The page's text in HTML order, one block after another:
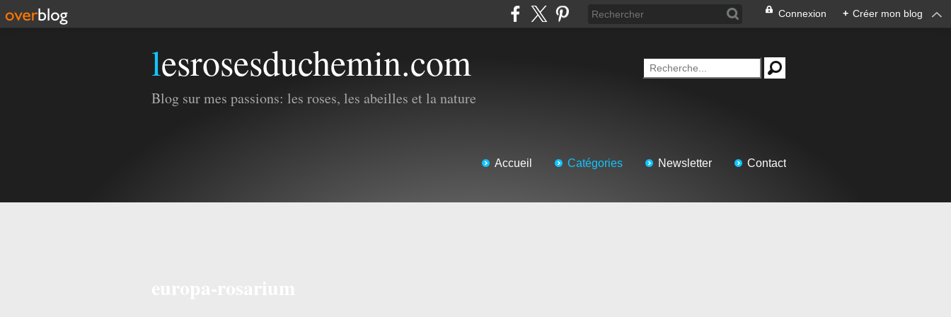
Connexion + Créer mon blog
lesrosesduchemin.com
Blog sur mes passions: les roses, les abeilles et la nature
Accueil Catégories Newsletter Contact